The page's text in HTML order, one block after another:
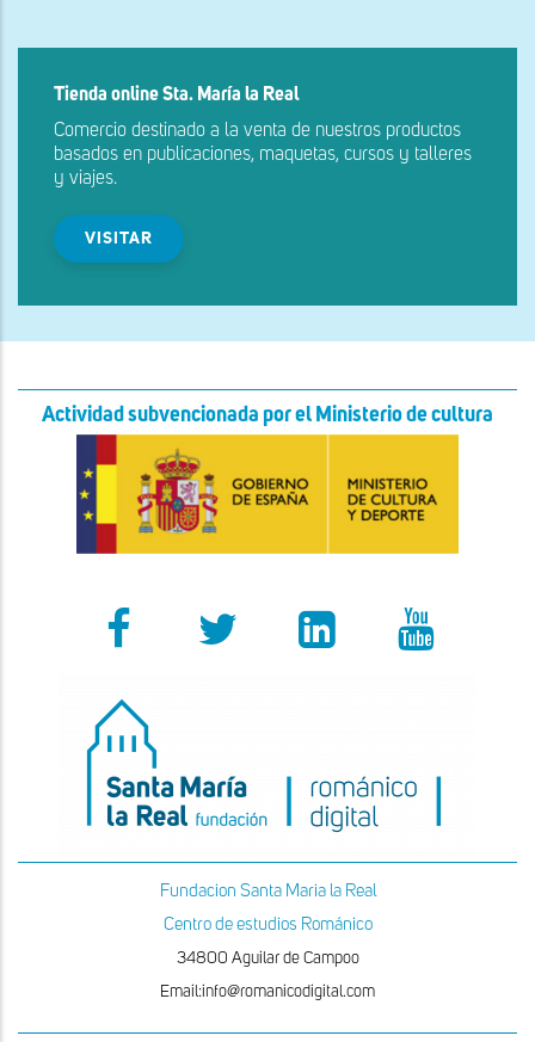
Tienda online Sta. María la Real
Comercio destinado a la venta de nuestros productos
basados en publicaciones, maquetas, cursos y talleres
y viajes.
VISITAR
Actividad subvencionada por el Ministerio de cultura
Fundacion Santa Maria la Real
Centro de estudios Románico
34800 Aguilar de Campoo
Email:info@romanicodigital.com